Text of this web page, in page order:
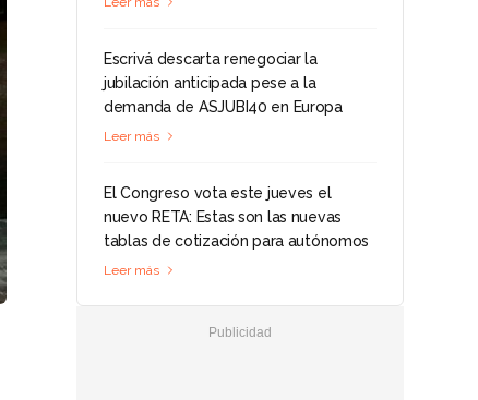
Escrivá descarta renegociar la
jubilación anticipada pese a la
demanda de ASJUBI40 en Europa
Leer más
El Congreso vota este jueves el
nuevo RETA: Estas son las nuevas
tablas de cotización para autónomos
Leer más